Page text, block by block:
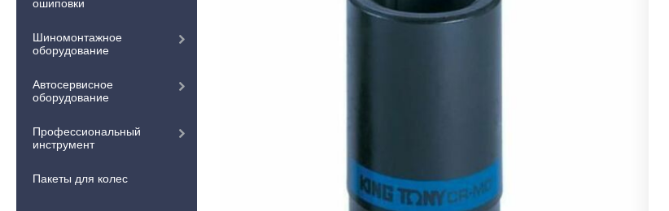
ошиповки
Шиномонтажное
оборудование
Автосервисное
оборудование
Профессиональный
инструмент
Пакеты для колес